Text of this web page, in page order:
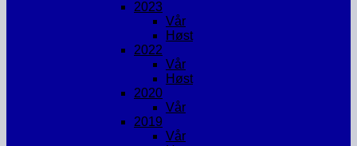
2023
Vår
Høst
2022
Vår
Høst
2020
Vår
2019
Vår